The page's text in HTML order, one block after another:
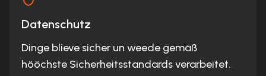
Datenschutz
Dinge blieve sicher un weede gemäß
hööchste Sicherheitsstandards verarbeitet.